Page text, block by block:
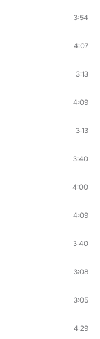
3:54
4:07
3:13
4:09
3:13
3:40
4:00
4:09
3:40
3:08
3:05
4:29